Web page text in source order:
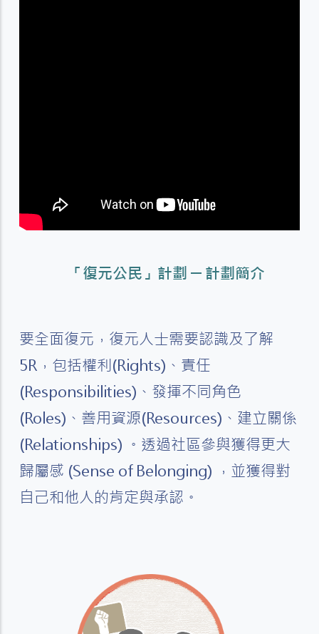
「復元公民」計劃 ─ 計劃簡介
要全面復元，復元人士需要認識及了解
5R，包括權利(Rights)、責任
(Responsibilities)、發揮不同角色
(Roles)、善用資源(Resources)、建立關係
(Relationships) 。透過社區參與獲得更大
歸屬感 (Sense of Belonging) ，並獲得對
自己和他人的肯定與承認。